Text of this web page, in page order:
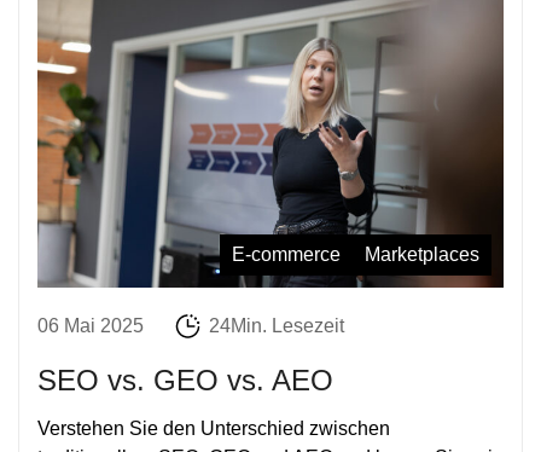
E-commerce Marketplaces
06 Mai 2025 24Min. Lesezeit
SEO vs. GEO vs. AEO
Verstehen Sie den Unterschied zwischen